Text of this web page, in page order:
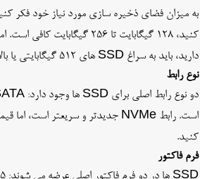
کنید، 128 گیگابایت تا 256
دارید، باید به سراغ SSD های 512 گیگابایتی یا بالاتر بروید.
نوع رابط
کنید.
فرم فاکتور